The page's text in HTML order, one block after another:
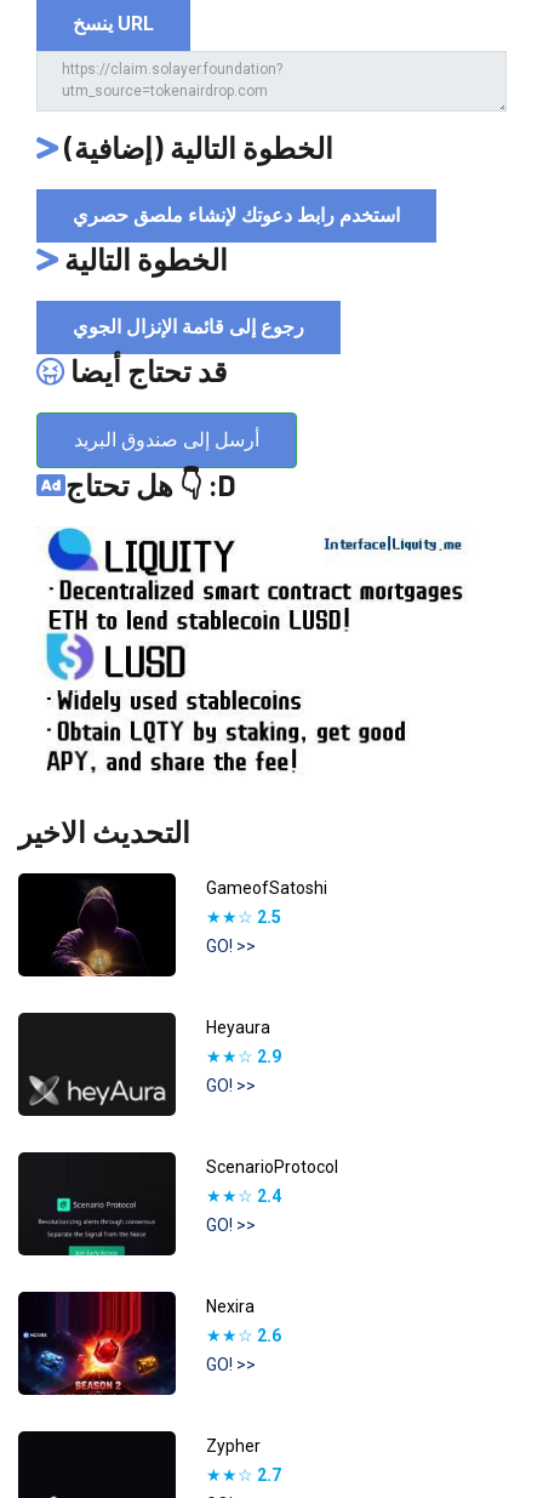
ينسخ URL
الخطوة التالية (إضافية)
استخدم رابط دعوتك لإنشاء ملصق حصري
الخطوة التالية
رجوع إلى قائمة الإنزال الجوي
قد تحتاج أيضا
أرسل إلى صندوق البريد
هل تحتاج 👇 :D
التحديث الاخير
GameofSatoshi
★★☆ 2.5
GO! >>
Heyaura
★★☆ 2.9
GO! >>
ScenarioProtocol
★★☆ 2.4
GO! >>
Nexira
★★☆ 2.6
GO! >>
Zypher
★★☆ 2.7